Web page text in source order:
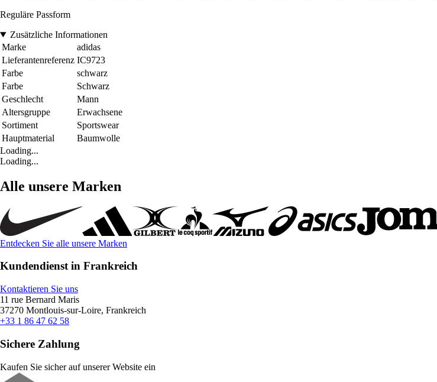
Reguläre Passform
Zusätzliche Informationen
Marke
adidas
Lieferantenreferenz IC9723
Farbe
schwarz
Farbe
Schwarz
Geschlecht
Mann
Altersgruppe
Erwachsene
Sortiment
Sportswear
Hauptmaterial
Baumwolle
Loading...
Loading...
Alle unsere Marken
Entdecken Sie alle unsere Marken
Kundendienst in Frankreich
Kontaktieren Sie uns
11 rue Bernard Maris
37270 Montlouis-sur-Loire, Frankreich
+33 1 86 47 62 58
Sichere Zahlung
Kaufen Sie sicher auf unserer Website ein